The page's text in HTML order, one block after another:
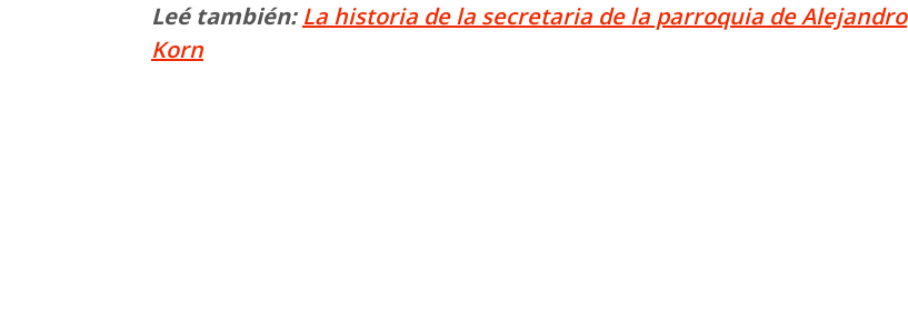
Leé también: La historia de la secretaria de la parroquia de Alejandro
Korn